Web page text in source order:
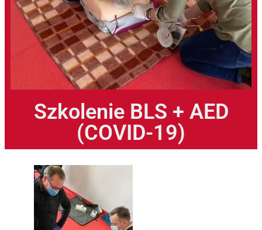
Szkolenie BLS + AED
(COVID-19)